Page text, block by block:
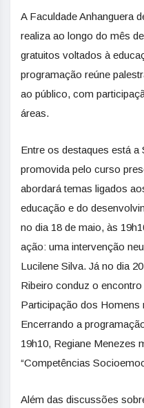
A Faculdade Anhanguera
realiza ao longo do mês
gratuitos voltados à
programação reúne
ao público, com
áreas.
Entre os destaques está a
promovida pelo curso
abordará temas ligados
educação e do
no dia 18 de maio, às
ação: uma intervenção
Lucilene Silva. Já no dia
Ribeiro conduz o encontro
Participação dos Homens
Encerrando a
19h10, Regiane Menezes
“Competências
Além das discussões